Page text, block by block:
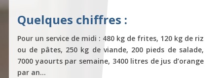
Quelques chiffres :
Pour un service de midi : 480 kg de frites, 120 kg de riz
ou de pâtes, 250 kg de viande, 200 pieds de salade,
7000 yaourts par semaine, 3400 litres de jus d’orange
par an…